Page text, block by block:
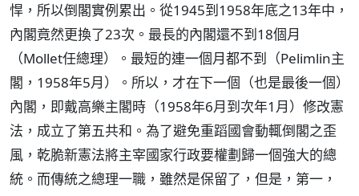
悍，所以倒閣實例累出。從1945到1958年底之13年中，
內閣竟然更換了23次。最長的內閣還不到18個月
（Mollet任總理）。最短的連一個月都不到（Pelimlin主
閣，1958年5月）。所以，才在下一個（也是最後一個）
內閣，即戴高樂主閣時（1958年6月到次年1月）修改憲
法，成立了第五共和。為了避免重蹈國會動輒倒閣之歪
風，乾脆新憲法將主宰國家行政要權劃歸一個強大的總
統。而傳統之總理一職，雖然是保留了，但是，第一，